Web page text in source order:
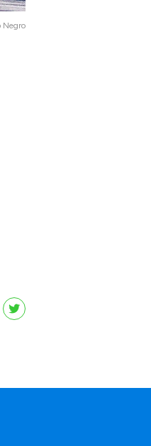
Negro